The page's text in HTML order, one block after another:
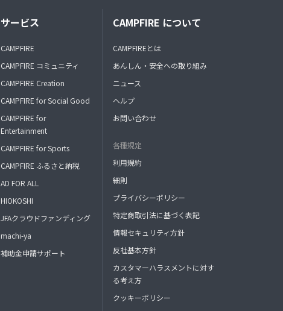
サービス
CAMPFIRE
CAMPFIRE コミュニティ
CAMPFIRE Creation
CAMPFIRE for Social Good
CAMPFIRE for
Entertainment
CAMPFIRE for Sports
CAMPFIRE ふるさと納税
AD FOR ALL
HIOKOSHI
JFAクラウドファンディング
machi-ya
補助金申請サポート
CAMPFIRE について
CAMPFIREとは
あんしん・安全への取り組み
ニュース
ヘルプ
お問い合わせ
各種規定
利用規約
細則
プライバシーポリシー
特定商取引法に基づく表記
情報セキュリティ方針
反社基本方針
カスタマーハラスメントに対す
る考え方
クッキーポリシー